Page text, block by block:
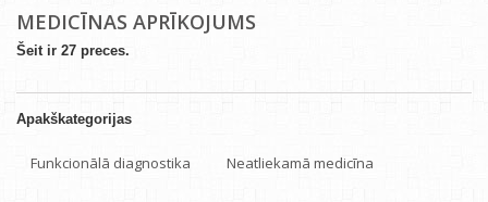
MEDICĪNAS APRĪKOJUMS
Šeit ir 27 preces.
Apakškategorijas
Funkcionālā diagnostika Neatliekamā medicīna